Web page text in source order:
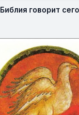
Библия говорит